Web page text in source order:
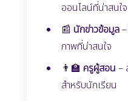
ออนไลน์ที่น่าสนใจ
📰 นักข่าวข้อมูล
ภาพที่น่าสนใจ
👨‍🏫 ครูผู้สอน –
สำหรับนักเรียน